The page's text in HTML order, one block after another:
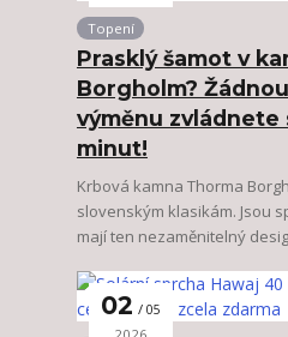
Topení
Prasklý šamot v
Borgholm?
výměnu zvládnete
minut!
Krbová kamna Thorma
slovenským klasikám. Jsou
mají ten nezaměnitelný
02 05